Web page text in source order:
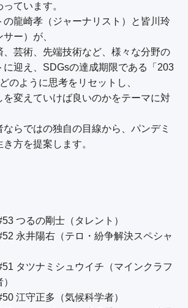
ています。
の龍崎孝（ジャーナリスト）と皆川玲
ー）が、
、芸術、先端技術など、様々な分野の
に迎え、SDGsの達成期限である「203
のように思考をリセットし、
を変えていけば良いのかをテーマに対
らではの独自の目線から、パンデミ
方を提案します。
つるの剛士（タレント）
永井陽右（テロ・紛争解決スペシャ
タツナミシュウイチ（マインクラフ
江守正多（気候科学者）